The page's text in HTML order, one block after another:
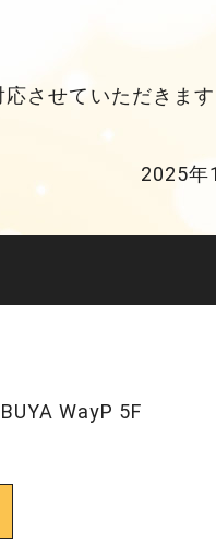
させていただきます
2025年
WayP 5F